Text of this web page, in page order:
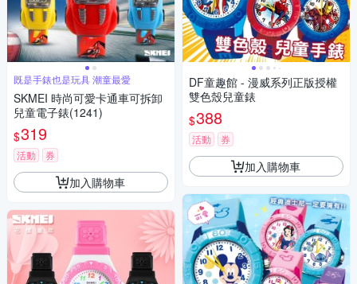
既是手錶也是玩具 潮童最愛
SKMEI 時尚可愛卡通車可拆卸
兒童電子錶(1241)
$319
活動 券
加入購物車
DF童趣館 - 漫威系列正版授權
雙色殼兒童錶
$388
活動 券
加入購物車